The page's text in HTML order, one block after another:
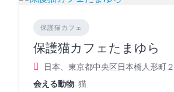
保護猫カフェ
保護猫カフェたまゆら
日本、東京都中央区日本橋人形町
会える動物: 猫